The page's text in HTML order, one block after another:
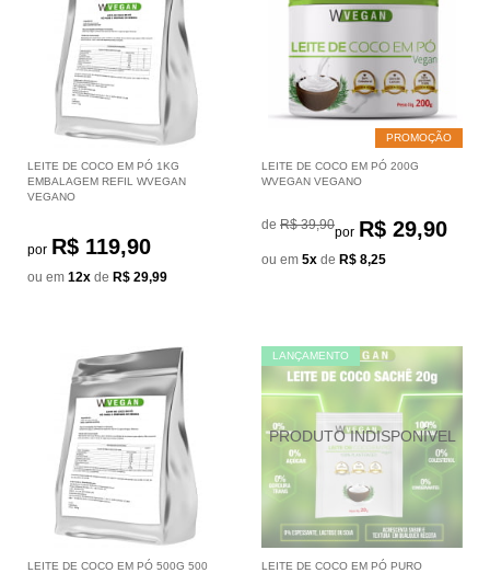
LEITE DE COCO EM PÓ 1KG
EMBALAGEM REFIL WVEGAN
VEGANO
por R$ 119,90
ou em 12x de R$ 29,99
PROMOÇÃO
LEITE DE COCO EM PÓ 200G
WVEGAN VEGANO
de R$ 39,90por R$ 29,90
ou em 5x de R$ 8,25
LEITE DE COCO EM PÓ 500G 500
LANÇAMENTO
LEITE DE COCO EM PÓ PURO